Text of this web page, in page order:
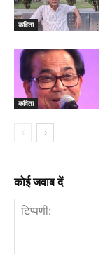
कविता
कविता
कोई जवाब दें